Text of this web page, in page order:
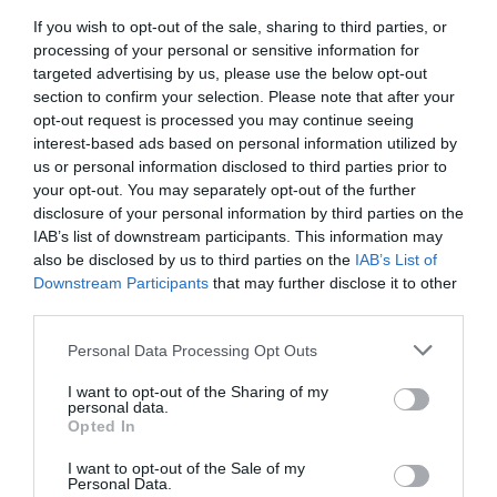
If you wish to opt-out of the sale, sharing to third parties, or
processing of your personal or sensitive information for
targeted advertising by us, please use the below opt-out
section to confirm your selection. Please note that after your
opt-out request is processed you may continue seeing
interest-based ads based on personal information utilized by
us or personal information disclosed to third parties prior to
your opt-out. You may separately opt-out of the further
disclosure of your personal information by third parties on the
IAB’s list of downstream participants. This information may
also be disclosed by us to third parties on the IAB’s List of
Downstream Participants that may further disclose it to other
Please note that this website/app uses one or more Google
not limited to your visit or usage behaviour. You may click to
grant or deny consent to Google and its third-party tags to
use your data for below specified purposes in below Google
consent section.
Personal Data Processing Opt Outs
I want to opt-out of the Sharing of my
personal data.
Opted In
I want to opt-out of the Sale of my
Personal Data.
Ezenkívül megerősíti aDubai Operanövekvő
hírnevét és profilját mint az előadóművészet és a
világszínvonalú szórakozás egyedülálló nemzetközi
központját.
Úgy látszik, Dubaj szintet lépni készül, hogy ne csak
az olaj, ne csak a buli és a luxus, hanema kultúra
nemzetközileg jegyzett központja is legyen.
Utóbbi kulcsfontosságú ahhoz, hogy hosszú távon is
a turizmus sztárja maradjon és ne csak
hullócsillagként szakadjon össze néhány évtizeden
Time to Say Goodbye zenéjére
táncolt a The Dubai Fountain